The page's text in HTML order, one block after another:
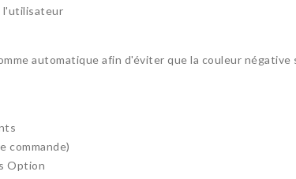
l'utilisateur
automatique afin d'éviter que la couleur
commande)
Option